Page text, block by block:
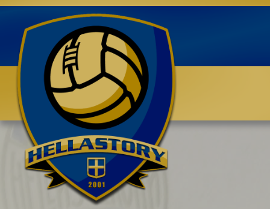
Benvenuti su HELLASTORY.net